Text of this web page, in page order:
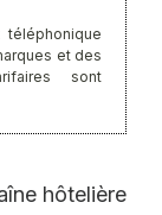
et des
sont
hôtelière